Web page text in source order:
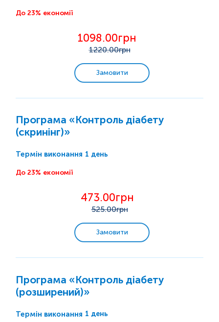
До 23% економії
1098.00грн
1220.00грн
Замовити
Програма «Контроль діабету
(скринінг)»
Термін виконання 1 день
До 23% економії
473.00грн
525.00грн
Замовити
Програма «Контроль діабету
(розширений)»
Термін виконання 1 день